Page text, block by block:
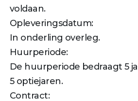
voldaan.
Opleveringsdatum:
In onderling overleg.
Huurperiode:
De huurperiode bedraagt 5
5 optiejaren.
Contract: